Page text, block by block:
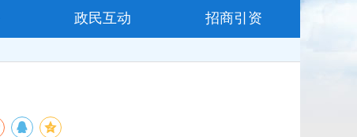
政民互动 招商引资